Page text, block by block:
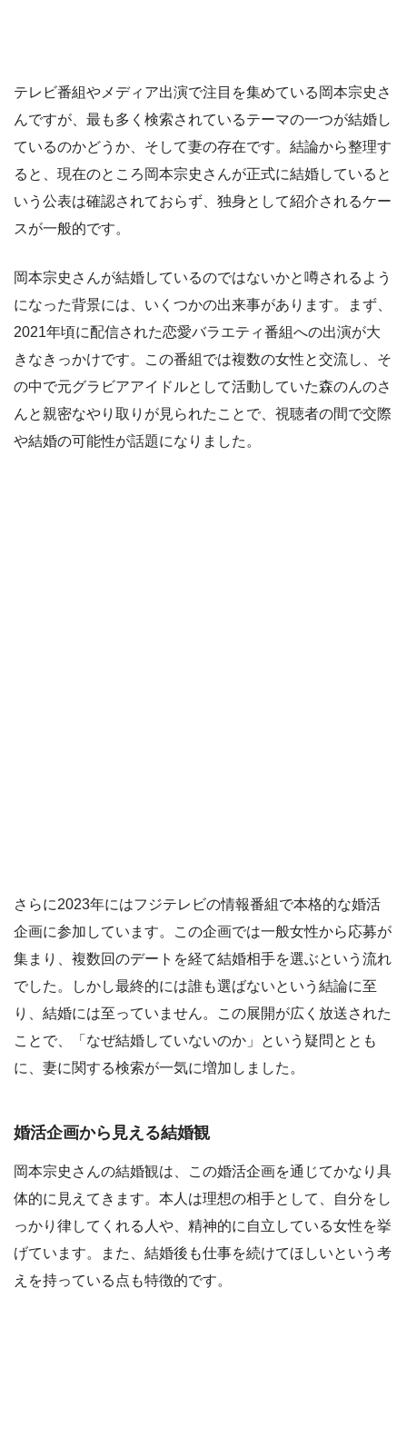
テレビ番組やメディア出演で注目を集めている岡本宗史さ
んですが、最も多く検索されているテーマの一つが結婚し
ているのかどうか、そして妻の存在です。結論から整理す
ると、現在のところ岡本宗史さんが正式に結婚していると
いう公表は確認されておらず、独身として紹介されるケー
スが一般的です。
岡本宗史さんが結婚しているのではないかと噂されるよう
になった背景には、いくつかの出来事があります。まず、
2021年頃に配信された恋愛バラエティ番組への出演が大
きなきっかけです。この番組では複数の女性と交流し、そ
の中で元グラビアアイドルとして活動していた森のんのさ
んと親密なやり取りが見られたことで、視聴者の間で交際
や結婚の可能性が話題になりました。
さらに2023年にはフジテレビの情報番組で本格的な婚活
企画に参加しています。この企画では一般女性から応募が
集まり、複数回のデートを経て結婚相手を選ぶという流れ
でした。しかし最終的には誰も選ばないという結論に至
り、結婚には至っていません。この展開が広く放送された
ことで、「なぜ結婚していないのか」という疑問ととも
に、妻に関する検索が一気に増加しました。
婚活企画から見える結婚観
岡本宗史さんの結婚観は、この婚活企画を通じてかなり具
体的に見えてきます。本人は理想の相手として、自分をし
っかり律してくれる人や、精神的に自立している女性を挙
げています。また、結婚後も仕事を続けてほしいという考
えを持っている点も特徴的です。